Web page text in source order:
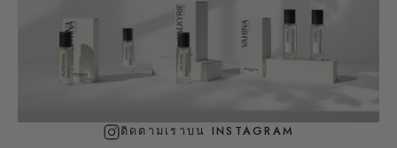
ติดตามเราบน INSTAGRAM